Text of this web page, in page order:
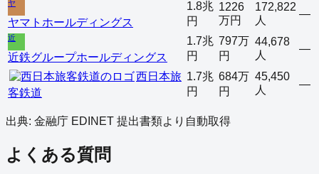
ヤ
ヤマトホールディングス
1.8兆
円
1226
万円
172,822
人
—
近
近鉄グループホールディングス
1.7兆
円
797万
円
44,678
人
—
西日本旅
客鉄道
1.7兆
円
684万
円
45,450
人
—
出典: 金融庁 EDINET 提出書類より自動取得
よくある質問